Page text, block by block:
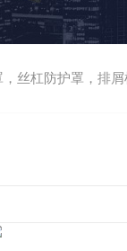
杠防护罩，排屑机